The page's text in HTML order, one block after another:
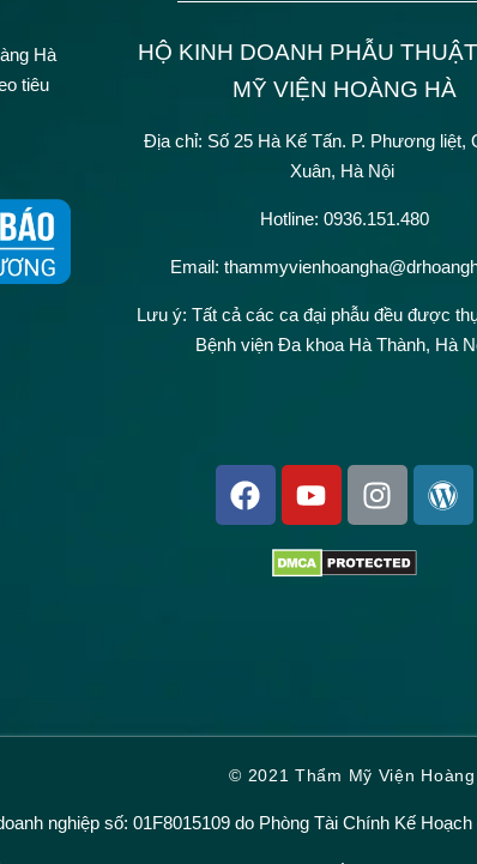
Hà
tiêu
HỘ KINH DOANH PHẪU
MỸ VIỆN HOÀNG HÀ
Địa chỉ: Số 25 Hà Kế Tấn. P. Phương liệt,
Xuân, Hà Nội
Hotline: 0936.151.480
Email:
Lưu ý: Tất cả các ca đại phẫu đều được
Bệnh viện Đa khoa Hà Thành, Hà
© 2021 Thẩm Mỹ Viện
nghiệp số: 01F8015109 do Phòng Tài Chính Kế